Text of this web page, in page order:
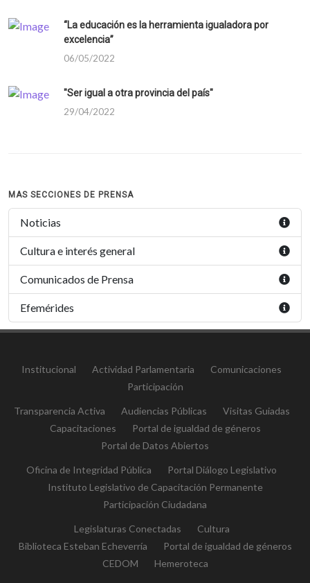
“La educación es la herramienta igualadora por
excelencia”
06/05/2022
"Ser igual a otra provincia del país"
29/04/2022
MAS SECCIONES DE PRENSA
Noticias
Cultura e interés general
Comunicados de Prensa
Efemérides
Institucional Actividad Parlamentaria
Comunicaciones
Participación
Transparencia Activa Audiencias Públicas
Visitas Guiadas
Capacitaciones
Portal de igualdad de géneros
Portal de Datos Abiertos
Oficina de Integridad Pública
Portal Diálogo Legislativo
Instituto Legislativo de Capacitación Permanente
Participación Ciudadana
Legislaturas Conectadas
Cultura
Biblioteca Esteban Echeverría
Portal de igualdad de géneros
CEDOM
Hemeroteca